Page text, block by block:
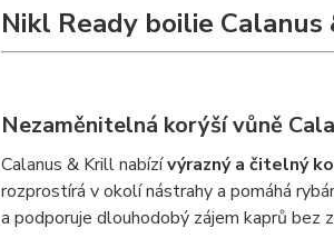
Nikl Ready boilie
Nezaměnitelná korýší vůně
Calanus & Krill nabízívýrazný a čitelný
rozprostírá v okolí nástrahy a pomáhá
a podporuje dlouhodobý zájem kaprů bez